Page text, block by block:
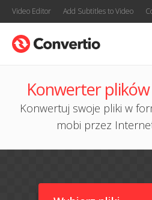
Video Editor Add Subtitles to Video
Konwerter
Konwertuj swoje pliki w
mobi przez